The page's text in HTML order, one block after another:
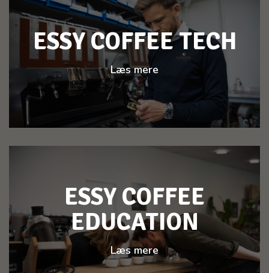
ESSY COFFEE TECH
Læs mere
ESSY COFFEE
EDUCATION
Læs mere